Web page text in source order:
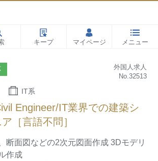
キープ マイページ メニュー
外国人求人
No.32513
IT系
Engineer/IT業界での建築シ
［言語不問］
断面図などの2次元図面作成 3Dモデリ
作成